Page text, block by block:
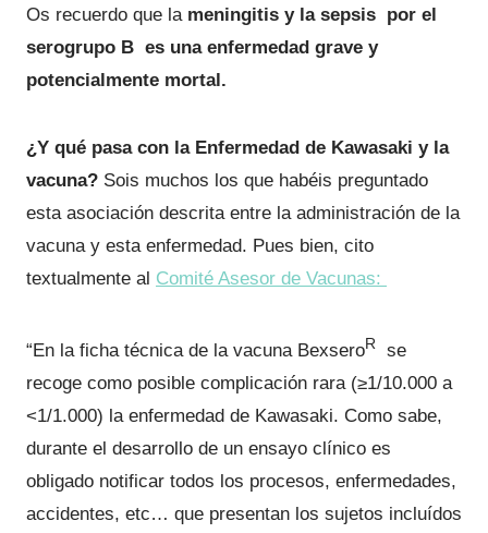
Os recuerdo que la meningitis y la sepsis por el
serogrupo B es una enfermedad grave y
potencialmente mortal.
¿Y qué pasa con la Enfermedad de Kawasaki y la
vacuna? Sois muchos los que habéis preguntado
esta asociación descrita entre la administración de la
vacuna y esta enfermedad. Pues bien, cito
textualmente al Comité Asesor de Vacunas:
“En la ficha técnica de la vacuna BexseroR
se
recoge como posible complicación rara (≥1/10.000 a
<1/1.000) la enfermedad de Kawasaki. Como sabe,
durante el desarrollo de un ensayo clínico es
obligado notificar todos los procesos, enfermedades,
accidentes, etc… que presentan los sujetos incluídos